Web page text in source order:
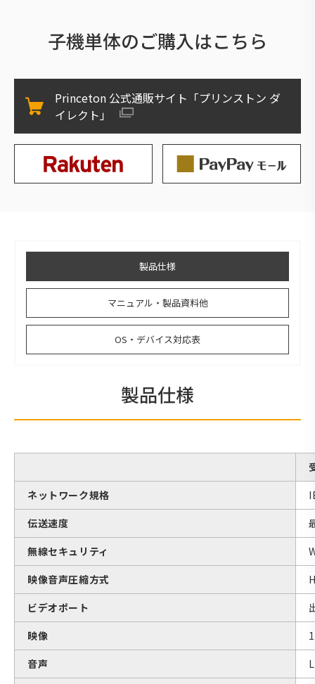
子機単体のご購入はこちら
Princeton 公式通販サイト「プリンストン ダ
イレクト」
製品仕様
マニュアル・製品資料他
OS・デバイス対応表
製品仕様
ネットワーク規格
伝送速度
無線セキュリティ
映像音声圧縮方式
ビデオポート
映像
音声